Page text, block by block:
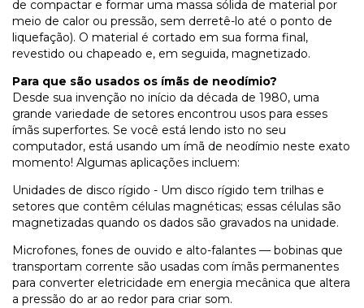
de compactar e formar uma massa sólida de material por
meio de calor ou pressão, sem derretê-lo até o ponto de
liquefação). O material é cortado em sua forma final,
revestido ou chapeado e, em seguida, magnetizado.
Para que são usados os ímãs de neodímio?
Desde sua invenção no início da década de 1980, uma
grande variedade de setores encontrou usos para esses
ímãs superfortes. Se você está lendo isto no seu
computador, está usando um ímã de neodímio neste exato
momento! Algumas aplicações incluem:
Unidades de disco rígido - Um disco rígido tem trilhas e
setores que contêm células magnéticas; essas células são
magnetizadas quando os dados são gravados na unidade.
Microfones, fones de ouvido e alto-falantes — bobinas que
transportam corrente são usadas com ímãs permanentes
para converter eletricidade em energia mecânica que altera
a pressão do ar ao redor para criar som.